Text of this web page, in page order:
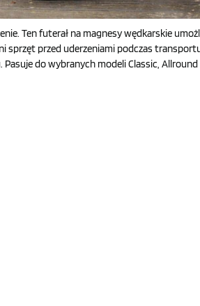
Ten futerał na magnesy wędkarskie
sprzęt przed uderzeniami podczas
do wybranych modeli Classic, Allround